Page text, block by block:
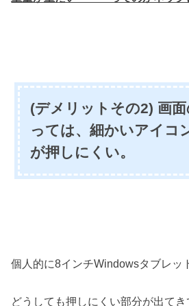
(デメリットその2) 画面
っては、細かいアイコ
が押しにくい。
個人的に8インチWindowsタブレッ
どうしても押しにくい部分が出て